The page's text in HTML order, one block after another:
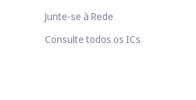
Junte-se à Rede
Consulte todos os ICs